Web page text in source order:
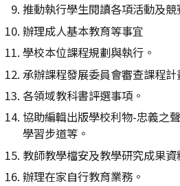
推動執行學生閱讀各項活動及競
辦理成人基本教育等事宜
學校本位課程規劃與執行。
承辦課程發展委員會審查課程計
各領域教科書評選事項。
協助編輯出版學校利物-忠義之
學習步道等。
教師教學檔安及教學研究成果資
辦理在家自行教育業務。